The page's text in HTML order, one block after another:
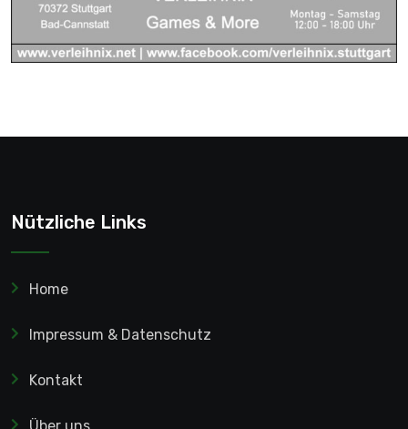
Nützliche Links
Home
Impressum & Datenschutz
Kontakt
Über uns